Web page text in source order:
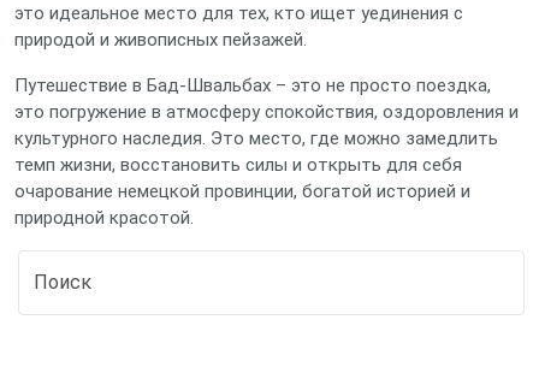
это идеальное место для тех, кто ищет уединения с
природой и живописных пейзажей.
Путешествие в Бад-Швальбах – это не просто поездка,
это погружение в атмосферу спокойствия, оздоровления и
культурного наследия. Это место, где можно замедлить
темп жизни, восстановить силы и открыть для себя
очарование немецкой провинции, богатой историей и
природной красотой.